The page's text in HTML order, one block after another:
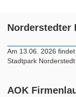
Norderstedter
Am 13.06. 2026
Stadtpark Norderstedt
AOK